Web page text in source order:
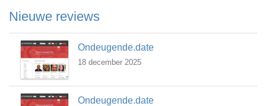
Nieuwe reviews
Ondeugende.date
18 december 2025
Ondeugende.date